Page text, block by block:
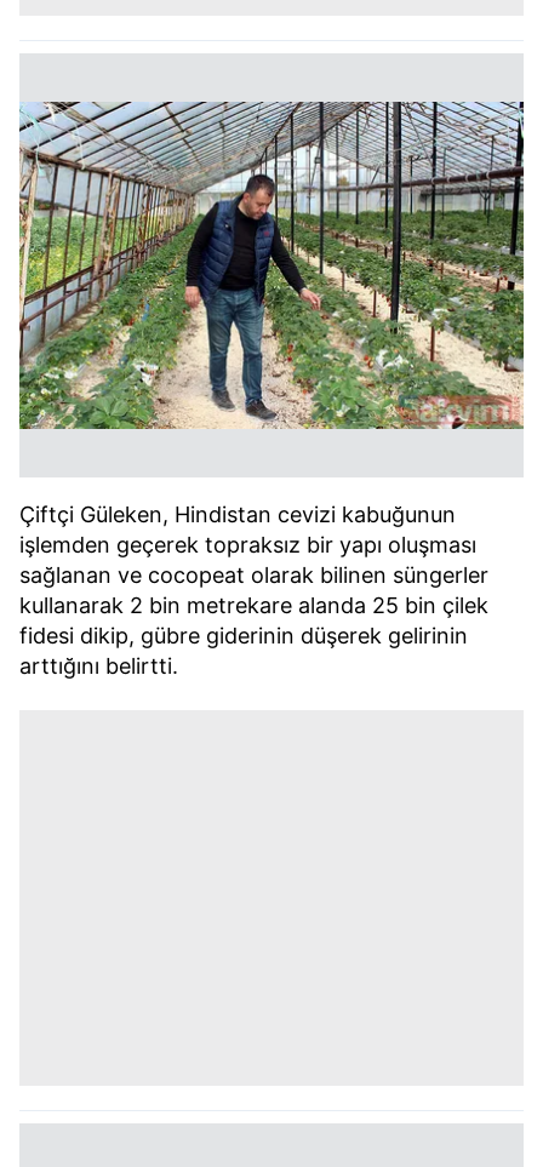
Çiftçi Güleken, Hindistan cevizi kabuğunun
işlemden geçerek topraksız bir yapı oluşması
sağlanan ve cocopeat olarak bilinen süngerler
kullanarak 2 bin metrekare alanda 25 bin çilek
fidesi dikip, gübre giderinin düşerek gelirinin
arttığını belirtti.